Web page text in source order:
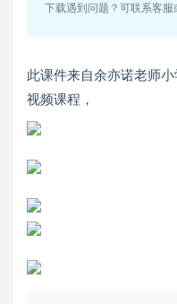
下载遇到问题？可联系客服
此课件来自余亦诺老师
视频课程，